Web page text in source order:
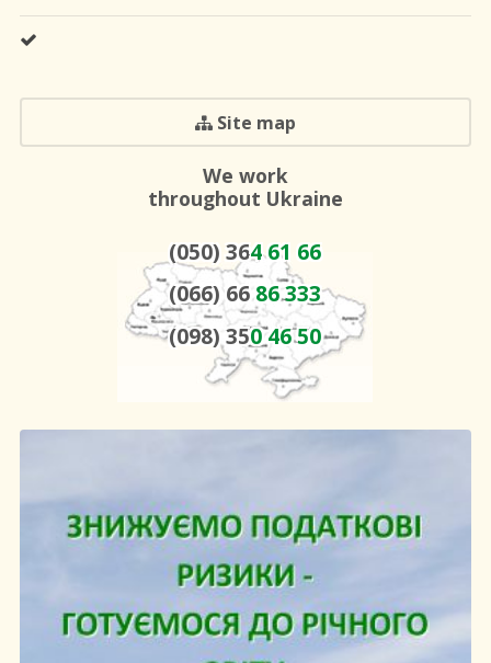
Site map
We work
throughout Ukraine
(050) 364 61 66
(066) 6686 333
(098) 350 46 50